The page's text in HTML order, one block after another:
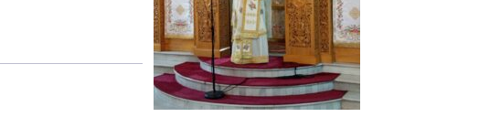
Αθλητικά
Αστυνομικό Δελτίο